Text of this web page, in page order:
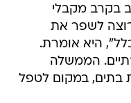
בקרב מקבלי
רוצה לשפר את
היא אומרת.
הממשלה
בתים, במקום לטפל